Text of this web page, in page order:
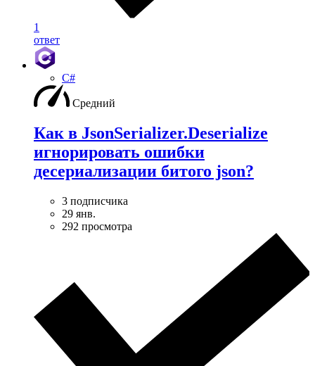
1
ответ
C#
Средний
Как в JsonSerializer.Deserialize
игнорировать ошибки
десериализации битого json?
3 подписчика
29 янв.
292 просмотра